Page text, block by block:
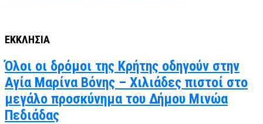
ΕΚΚΛΗΣΙΑ
Όλοι οι δρόμοι της Κρήτης οδηγούν στην
Αγία Μαρίνα Βόνης – Χιλιάδες πιστοί στο
μεγάλο προσκύνημα του Δήμου Μινώα
Πεδιάδας